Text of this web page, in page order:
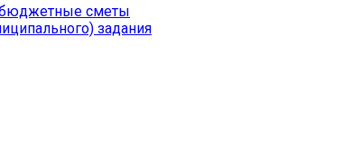
бюджетные сметы
задания